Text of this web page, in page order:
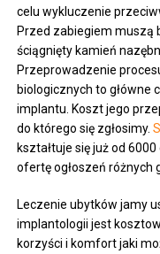
celu wykluczenie
Przed zabiegiem muszą
ściągnięty kamień
Przeprowadzenie
biologicznych to główne
implantu. Koszt jego
do którego się zgłosimy.
kształtuje się już od
ofertę ogłoszeń różnych
Leczenie ubytków jamy
implantologii jest
korzyści i komfort jaki